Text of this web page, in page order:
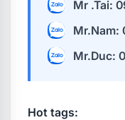
Mr .Tai:
Mr.Nam:
Mr.Duc:
Hot tags: